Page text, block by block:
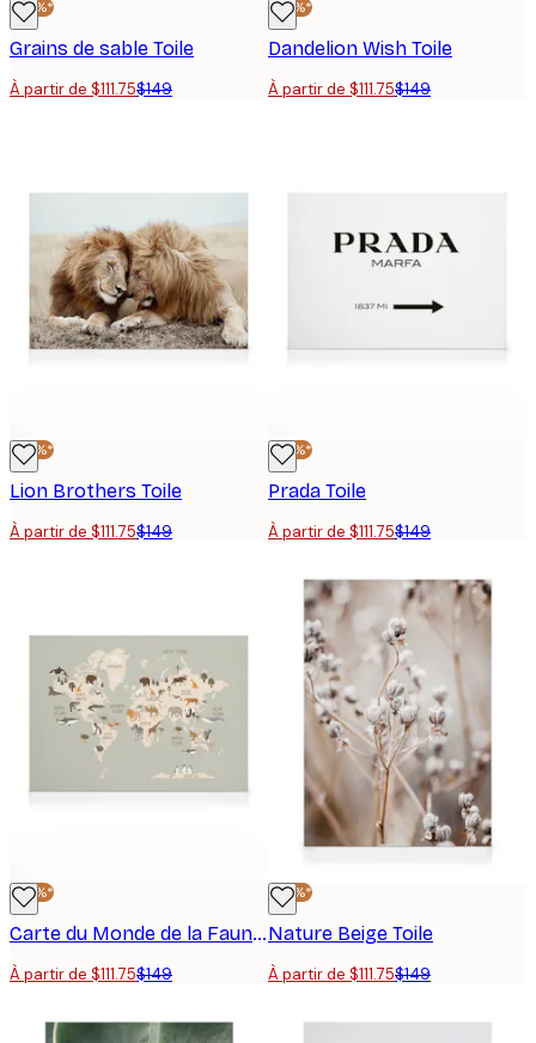
-25%*
Grains de sable Toile
À partir de $111.75$149
-25%*
Dandelion Wish Toile
À partir de $111.75$149
-25%*
Lion Brothers Toile
À partir de $111.75$149
-25%*
Prada Toile
À partir de $111.75$149
-25%*
Carte du Monde de la Faune Toile
À partir de $111.75$149
-25%*
Nature Beige Toile
À partir de $111.75$149